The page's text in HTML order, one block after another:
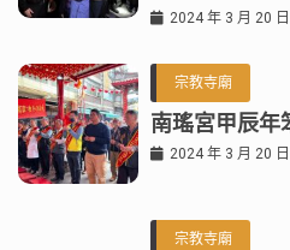
2024 年 3 月 20 日
宗教寺廟
南瑤宮甲辰年
2024 年 3 月 20 日
宗教寺廟